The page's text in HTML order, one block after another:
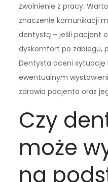
zwolnienie z pracy.
znaczenie komunikacji
dentystą – jeśli pacjent
dyskomfort po zabiegu,
Dentysta oceni sytuację
ewentualnym
zdrowia pacjenta oraz
Czy
może
na